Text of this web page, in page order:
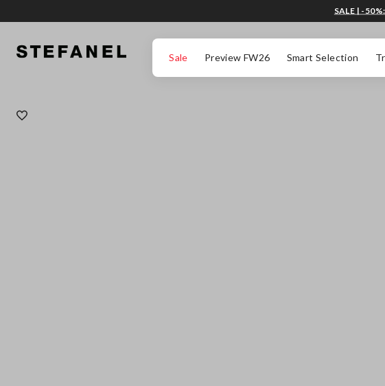
Sale Preview FW26 Smart Selection
SALE | -